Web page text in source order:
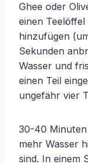
Ghee oder
einen
hinzufügen
Sekunden
Wasser und
einen Teil
ungefähr vier
30-40
mehr Wasser
sind. In einem